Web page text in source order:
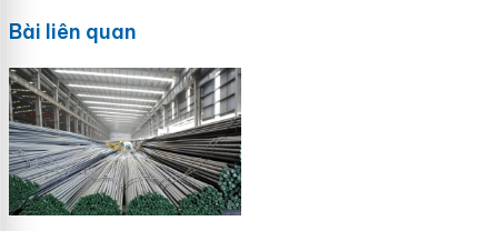
Bài liên quan